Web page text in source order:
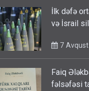
İlk dəfə
və İsrail
7
Faiq
fəlsəfəsi